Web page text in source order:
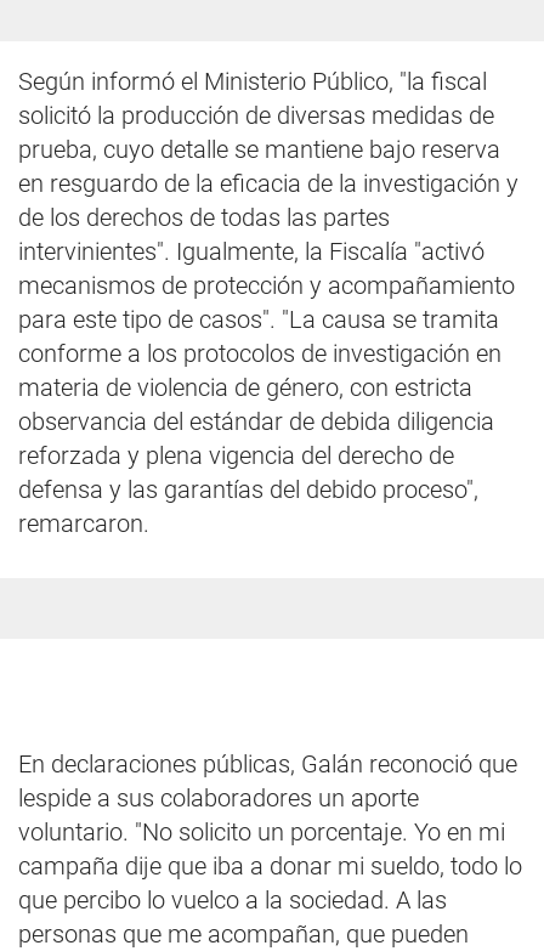
Según informó el Ministerio Público, "la fiscal
solicitó la producción de diversas medidas de
prueba, cuyo detalle se mantiene bajo reserva
en resguardo de la eficacia de la investigación y
de los derechos de todas las partes
intervinientes". Igualmente, la Fiscalía "activó
mecanismos de protección y acompañamiento
para este tipo de casos". "La causa se tramita
conforme a los protocolos de investigación en
materia de violencia de género, con estricta
observancia del estándar de debida diligencia
reforzada y plena vigencia del derecho de
defensa y las garantías del debido proceso",
remarcaron.
En declaraciones públicas, Galán reconoció que
lespide a sus colaboradores un aporte
voluntario. "No solicito un porcentaje. Yo en mi
campaña dije que iba a donar mi sueldo, todo lo
que percibo lo vuelco a la sociedad. A las
personas que me acompañan, que pueden